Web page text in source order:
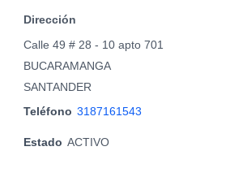
Dirección
Calle 49 # 28 - 10 apto 701
BUCARAMANGA
SANTANDER
Teléfono 3187161543
Estado ACTIVO